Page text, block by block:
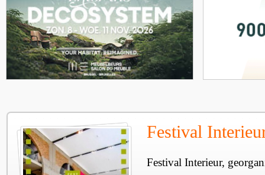
Festival
Festival Interieur,